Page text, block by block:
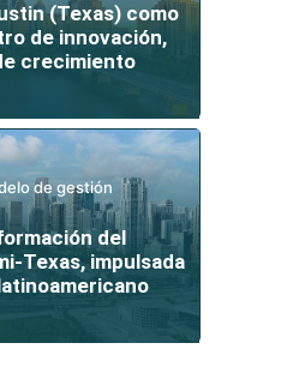
(Texas) como
de innovación,
crecimiento
de gestión
del
Texas, impulsada